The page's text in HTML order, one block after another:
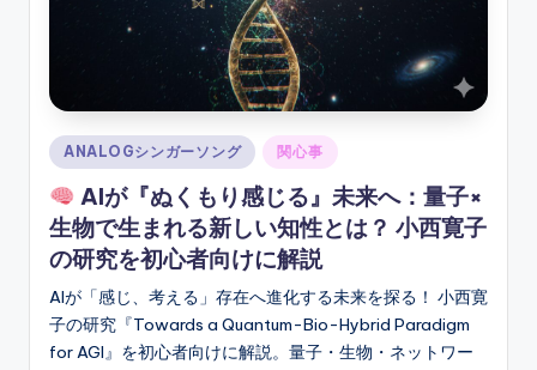
Posted
in
ANALOGシンガーソング 関心事
AIが『ぬくもり感じる』未来へ：量子×
生物で生まれる新しい知性とは？ 小西寛子
の研究を初心者向けに解説
AIが「感じ、考える」存在へ進化する未来を探る！ 小西寛
子の研究『Towards a Quantum-Bio-Hybrid Paradigm
for AGI』を初心者向けに解説。量子・生物・ネットワー